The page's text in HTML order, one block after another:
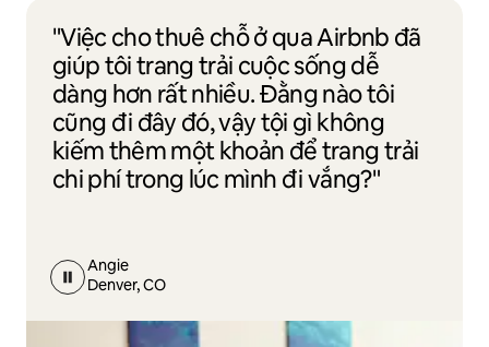
"Việc cho thuê chỗ ở qua Airbnb đã
giúp tôi trang trải cuộc sống dễ
dàng hơn rất nhiều. Đằng nào tôi
cũng đi đây đó, vậy tội gì không
kiếm thêm một khoản để trang trải
chi phí trong lúc mình đi vắng?"
Angie
Denver, CO